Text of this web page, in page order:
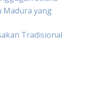
Madura yang
Tradisional